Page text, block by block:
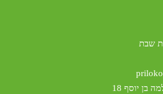
שבת
p
בן יוסף 18